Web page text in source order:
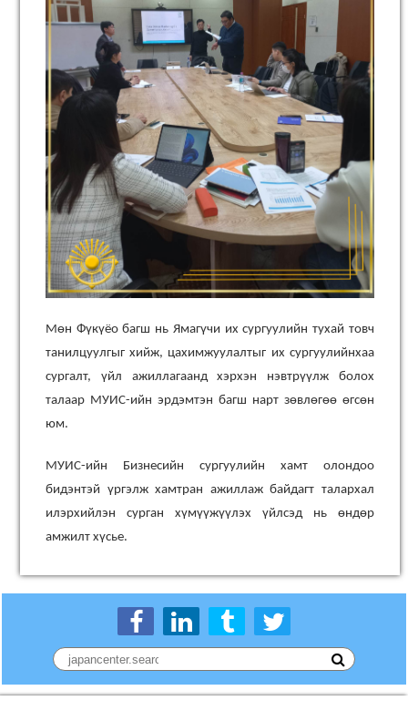
Мөн Фүкүёо багш нь Ямагүчи их сургуулийн тухай товч
танилцуулгыг хийж, цахимжуулалтыг их сургуулийнхаа
сургалт, үйл ажиллагаанд хэрхэн нэвтрүүлж болох
талаар МУИС-ийн эрдэмтэн багш нарт зөвлөгөө өгсөн
юм.
МУИС-ийн Бизнесийн сургуулийн хамт олондоо
бидэнтэй үргэлж хамтран ажиллаж байдагт талархал
илэрхийлэн сурган хүмүүжүүлэх үйлсэд нь өндөр
амжилт хүсье.